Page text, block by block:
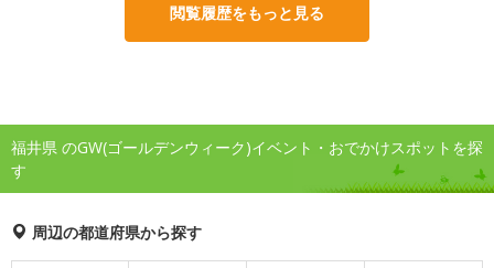
閲覧履歴をもっと見る
福井県 のGW(ゴールデンウィーク)イベント・おでかけスポットを探
す
周辺の都道府県から探す